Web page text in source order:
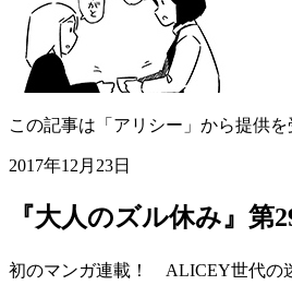
この記事は「アリシー」から提供
2017年12月23日
『大人のズル休み』
初のマンガ連載！ ALICEY世代の